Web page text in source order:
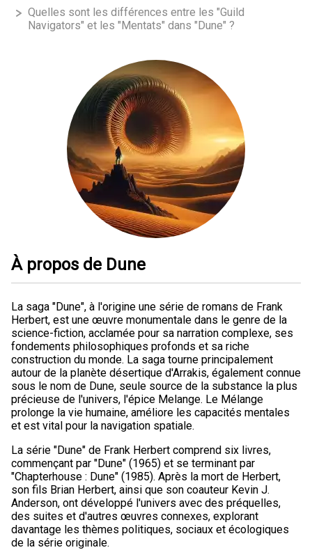
Quelles sont les différences entre les "Guild
Navigators" et les "Mentats" dans "Dune" ?
À propos de Dune
La saga "Dune", à l'origine une série de romans de Frank
Herbert, est une œuvre monumentale dans le genre de la
science-fiction, acclamée pour sa narration complexe, ses
fondements philosophiques profonds et sa riche
construction du monde. La saga tourne principalement
autour de la planète désertique d'Arrakis, également connue
sous le nom de Dune, seule source de la substance la plus
précieuse de l'univers, l'épice Melange. Le Mélange
prolonge la vie humaine, améliore les capacités mentales
et est vital pour la navigation spatiale.
La série "Dune" de Frank Herbert comprend six livres,
commençant par "Dune" (1965) et se terminant par
"Chapterhouse : Dune" (1985). Après la mort de Herbert,
son fils Brian Herbert, ainsi que son coauteur Kevin J.
Anderson, ont développé l'univers avec des préquelles,
des suites et d'autres œuvres connexes, explorant
davantage les thèmes politiques, sociaux et écologiques
de la série originale.